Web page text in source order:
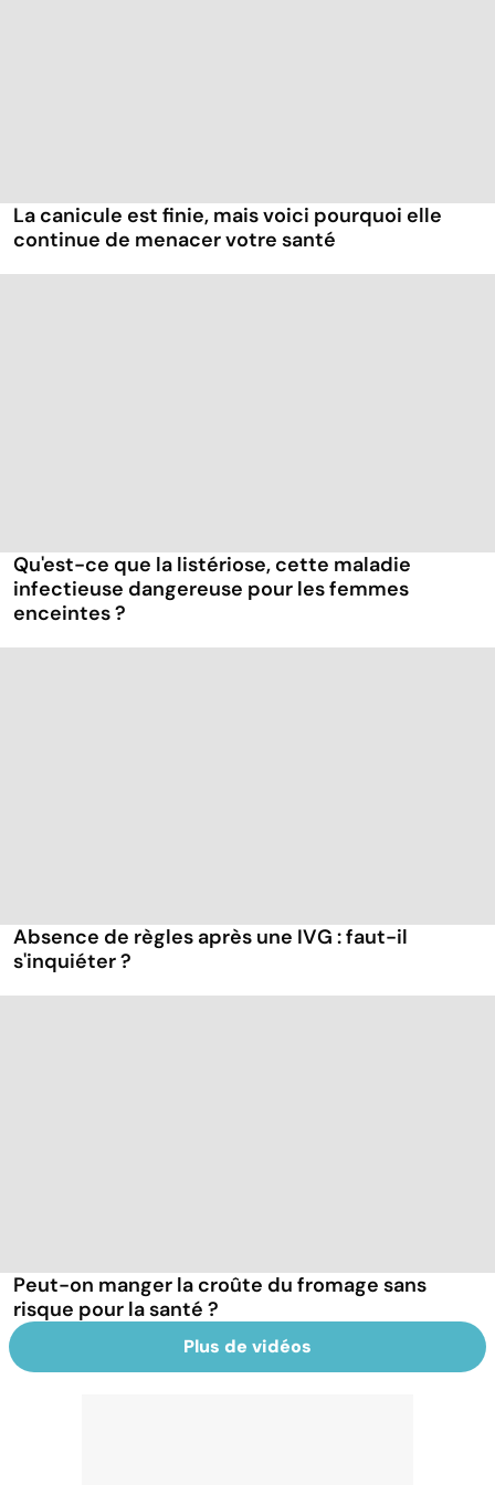
La canicule est finie, mais voici pourquoi elle
continue de menacer votre santé
Qu'est-ce que la listériose, cette maladie
infectieuse dangereuse pour les femmes
enceintes ?
Absence de règles après une IVG : faut-il
s'inquiéter ?
Peut-on manger la croûte du fromage sans
risque pour la santé ?
Plus de vidéos